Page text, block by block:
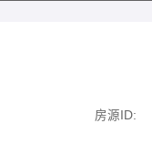
房源ID: